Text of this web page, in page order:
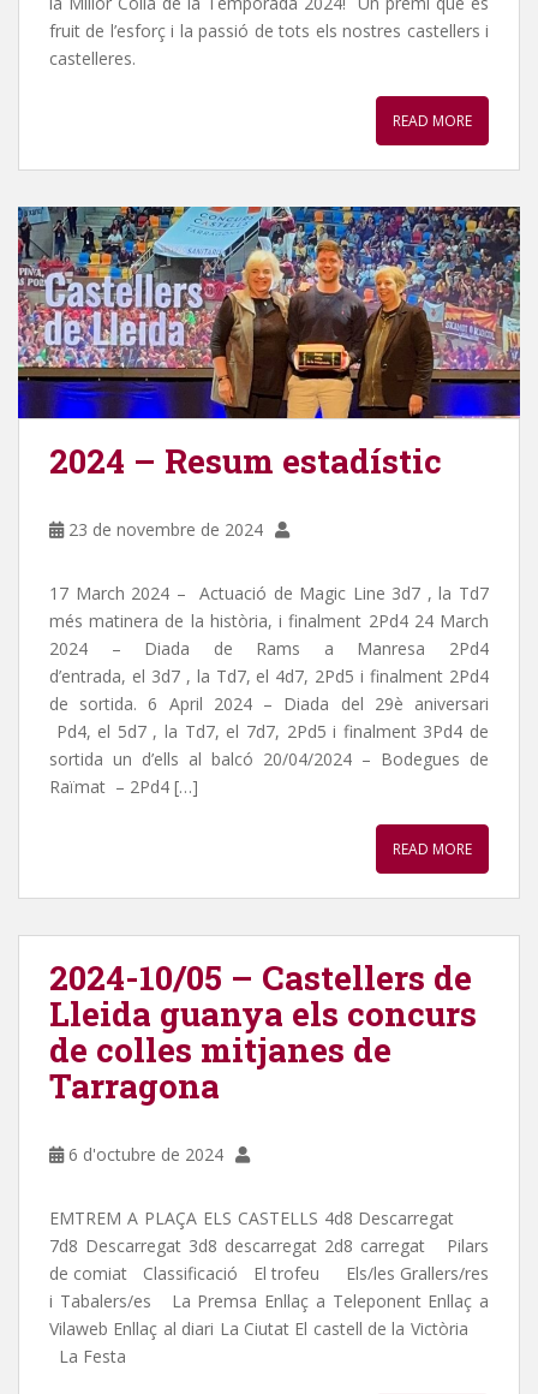
fruit de l’esforç i la passió de tots els nostres castellers i
castelleres.
READ MORE
2024 – Resum estadístic
23 de novembre de 2024
17 March 2024 – Actuació de Magic Line 3d7 , la Td7
més matinera de la història, i finalment 2Pd4 24 March
2024 – Diada de Rams a Manresa 2Pd4
d’entrada, el 3d7 , la Td7, el 4d7, 2Pd5 i finalment 2Pd4
de sortida. 6 April 2024 – Diada del 29è aniversari
Pd4, el 5d7 , la Td7, el 7d7, 2Pd5 i finalment 3Pd4 de
sortida un d’ells al balcó 20/04/2024 – Bodegues de
Raïmat – 2Pd4 […]
READ MORE
2024-10/05 – Castellers de
Lleida guanya els concurs
de colles mitjanes de
Tarragona
6 d'octubre de 2024
EMTREM A PLAÇA ELS CASTELLS 4d8 Descarregat
7d8 Descarregat 3d8 descarregat 2d8 carregat Pilars
de comiat Classificació El trofeu Els/les Grallers/res
i Tabalers/es La Premsa Enllaç a Teleponent Enllaç a
Vilaweb Enllaç al diari La Ciutat El castell de la Victòria
La Festa